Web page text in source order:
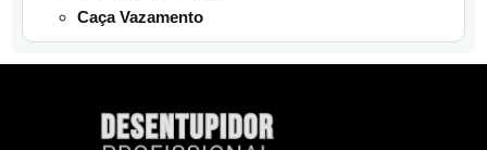
Caça Vazamento